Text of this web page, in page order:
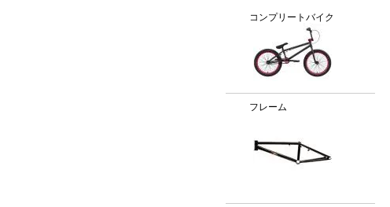
コンプリートバイク
フレーム